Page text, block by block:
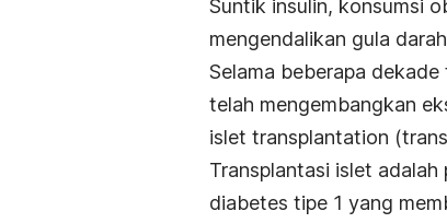
Suntik insulin, konsumsi
mengendalikan gula
Selama beberapa
telah mengembangkan
islet transplantation
Transplantasi islet
diabetes tipe 1 yang